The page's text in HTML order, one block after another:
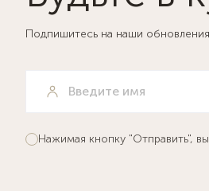
Подпишитесь на наши
Нажимая кнопку "Отправить",